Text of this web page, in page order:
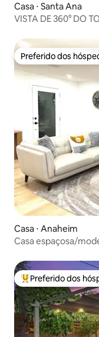
Casa ⋅ Santa Ana
VISTA DE 360° DO
Preferido dos
Preferido dos
Casa ⋅ Anaheim
Casa espaçosa/
Entre os melhores
Preferido dos